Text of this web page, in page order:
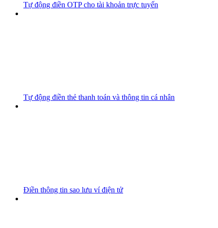
Tự động điền OTP cho tài khoản trực tuyến
Tự động điền thẻ thanh toán và thông tin cá nhân
Điền thông tin sao lưu ví điện tử